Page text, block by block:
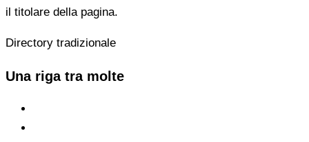
il titolare della pagina.
Directory tradizionale
Una riga tra molte